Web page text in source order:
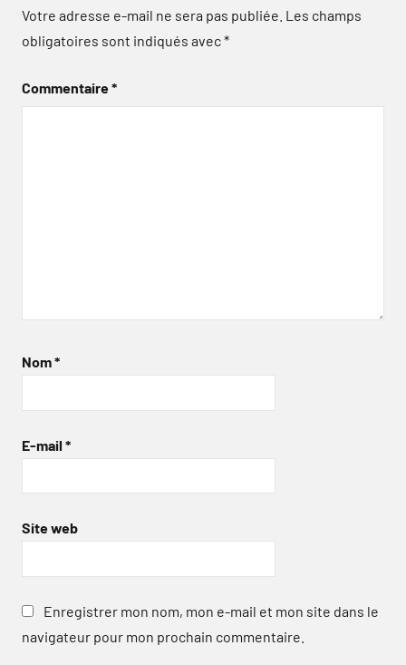
Votre adresse e-mail ne sera pas publiée. Les champs
obligatoires sont indiqués avec*
Commentaire*
Nom*
E-mail *
Site web
Enregistrer mon nom, mon e-mail et mon site dans le
navigateur pour mon prochain commentaire.